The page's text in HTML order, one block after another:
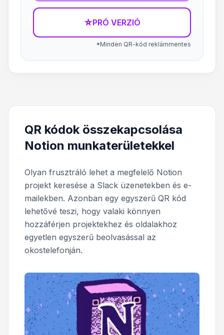
☆PRÓ VERZIÓ
*Minden QR-kód reklámmentes
QR kódok összekapcsolása
Notion munkaterületekkel
Olyan frusztráló lehet a megfelelő Notion
projekt keresése a Slack üzenetekben és e-
mailekben. Azonban egy egyszerű QR kód
lehetővé teszi, hogy valaki könnyen
hozzáférjen projektekhez és oldalakhoz
egyetlen egyszerű beolvasással az
okostelefonján.